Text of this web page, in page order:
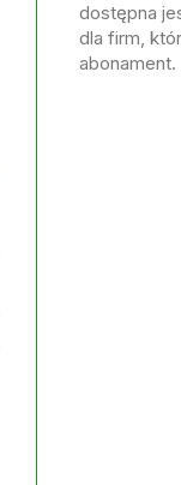
dostępna
dla firm,
abonament.